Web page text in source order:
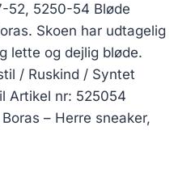
52, 5250-54 Bløde
Skoen har udtagelig
lette og dejlig bløde.
/ Ruskind / Syntet
Artikel nr: 525054
– Herre sneaker,